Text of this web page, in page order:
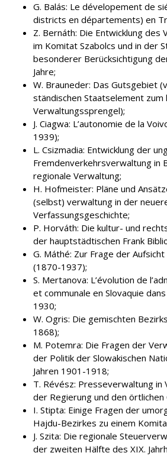
G. Balás: Le dévelopement de
districts en départements) en
Z. Bernáth: Die Entwicklung des
im Komitat Szabolcs und in der
besonderer Berücksichtigung
Jahre;
W. Brauneder: Das Gutsgebiet
ständischen Staatselement zum
Verwaltungssprengel);
J. Ciagwa: L’autonomie de la
1939);
L. Csizmadia: Entwicklung der
Fremdenverkehrsverwaltung in
regionale Verwaltung;
H. Hofmeister: Pläne und
(selbst) verwaltung in der
Verfassungsgeschichte;
P. Horváth: Die kultur- und
der hauptstädtischen Frank
G. Máthé: Zur Frage der
(1870-1937);
S. Mertanova: L’évolution de
et communale en Slovaquie
1930;
W. Ogris: Die gemischten
1868);
M. Potemra: Die Fragen der
der Politik der Slowakischen
Jahren 1901-1918;
T. Révész: Presseverwaltung in
der Regierung und den örtlichen
I. Stipta: Einige Fragen der
Hajdu-Bezirkes zu einem
J. Szita: Die regionale
der zweiten Hälfte des XIX.